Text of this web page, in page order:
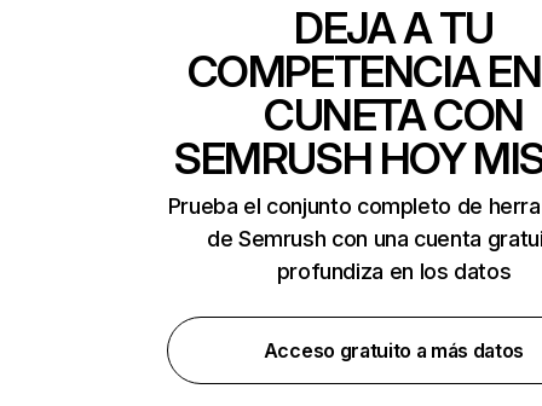
DEJA A TU
COMPETENCIA
CUNETA CON
SEMRUSH HOY
Prueba el conjunto completo de
de Semrush con una cuenta
profundiza en los datos
Acceso gratuito a más datos